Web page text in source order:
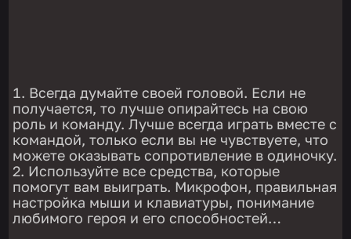
Всегда думайте своей головой. Если не
получается, то лучше опирайтесь на свою
роль и команду. Лучше всегда играть вместе с
командой, только если вы не чувствуете, что
можете оказывать сопротивление в одиночку.
Используйте все средства, которые
помогут вам выиграть. Микрофон, правильная
настройка мыши и клавиатуры, понимание
любимого героя и его способностей…